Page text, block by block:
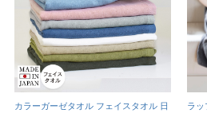
カラーガーゼタオル フェイスタオル 日 ラッ